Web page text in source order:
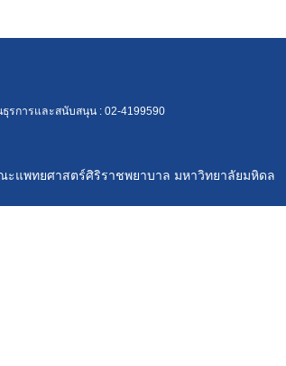
รการและสนับสนุน : 02-4199590
ะแพทยศาสตร์ศิริราชพยาบาล มหาวิทยาลัยมหิดล